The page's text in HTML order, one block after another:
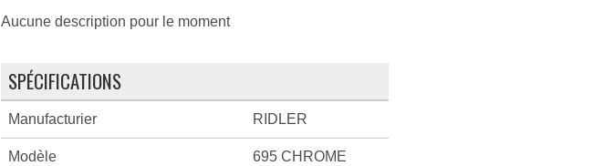
Aucune description pour le moment
SPÉCIFICATIONS
Manufacturier RIDLER
Modèle 695 CHROME